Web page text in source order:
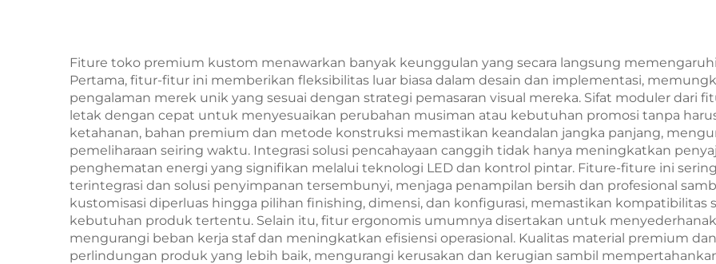
Fiture toko premium kustom menawarkan banyak keunggulan yang secara langsung
Pertama, fitur-fitur ini memberikan fleksibilitas luar biasa dalam desain dan implementasi,
pengalaman merek unik yang sesuai dengan strategi pemasaran visual mereka. Sifat moduler
letak dengan cepat untuk menyesuaikan perubahan musiman atau kebutuhan promosi tanpa
ketahanan, bahan premium dan metode konstruksi memastikan keandalan jangka panjang,
pemeliharaan seiring waktu. Integrasi solusi pencahayaan canggih tidak hanya meningkatkan
penghematan energi yang signifikan melalui teknologi LED dan kontrol pintar. Fiture-fiture ini
terintegrasi dan solusi penyimpanan tersembunyi, menjaga penampilan bersih dan profesional
kustomisasi diperluas hingga pilihan finishing, dimensi, dan konfigurasi, memastikan kompatibilitas
kebutuhan produk tertentu. Selain itu, fitur ergonomis umumnya disertakan untuk
mengurangi beban kerja staf dan meningkatkan efisiensi operasional. Kualitas material premium
perlindungan produk yang lebih baik, mengurangi kerusakan dan kerugian sambil